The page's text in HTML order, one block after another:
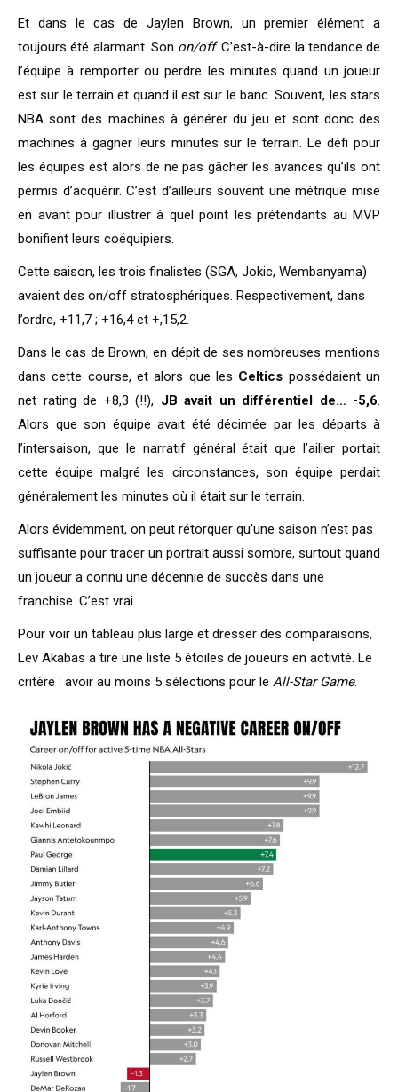
Et dans le cas de Jaylen Brown, un premier élément a
toujours été alarmant. Son on/off. C’est-à-dire la tendance de
l’équipe à remporter ou perdre les minutes quand un joueur
est sur le terrain et quand il est sur le banc. Souvent, les stars
NBA sont des machines à générer du jeu et sont donc des
machines à gagner leurs minutes sur le terrain. Le défi pour
les équipes est alors de ne pas gâcher les avances qu’ils ont
permis d’acquérir. C’est d’ailleurs souvent une métrique mise
en avant pour illustrer à quel point les prétendants au MVP
bonifient leurs coéquipiers.
Cette saison, les trois finalistes (SGA, Jokic, Wembanyama)
avaient des on/off stratosphériques. Respectivement, dans
l’ordre, +11,7 ; +16,4 et +,15,2.
Dans le cas de Brown, en dépit de ses nombreuses mentions
dans cette course, et alors que les Celtics possédaient un
net rating de +8,3 (!!), JB avait un différentiel de… -5,6.
Alors que son équipe avait été décimée par les départs à
l’intersaison, que le narratif général était que l’ailier portait
cette équipe malgré les circonstances, son équipe perdait
généralement les minutes où il était sur le terrain.
Alors évidemment, on peut rétorquer qu’une saison n’est pas
suffisante pour tracer un portrait aussi sombre, surtout quand
un joueur a connu une décennie de succès dans une
franchise. C’est vrai.
Pour voir un tableau plus large et dresser des comparaisons,
Lev Akabas a tiré une liste 5 étoiles de joueurs en activité. Le
critère : avoir au moins 5 sélections pour le All-Star Game.